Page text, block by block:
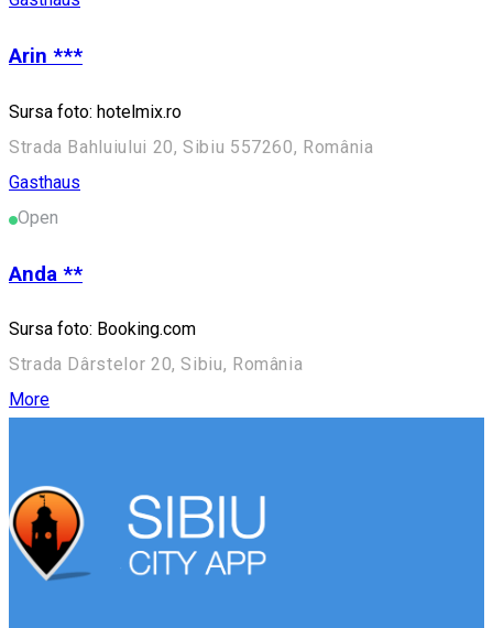
Arin ***
Sursa foto: hotelmix.ro
Strada Bahluiului 20, Sibiu 557260, România
Gasthaus
Open
Anda **
Sursa foto: Booking.com
Strada Dârstelor 20, Sibiu, România
More